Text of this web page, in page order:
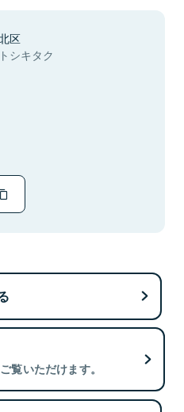
区
シキタク
覧いただけます。